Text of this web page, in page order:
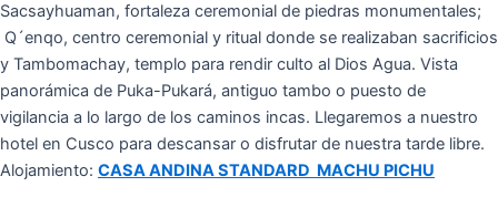
Sacsayhuaman, fortaleza ceremonial de piedras monumentales;
Q´enqo, centro ceremonial y ritual donde se realizaban sacrificios
y Tambomachay, templo para rendir culto al Dios Agua. Vista
panorámica de Puka-Pukará, antiguo tambo o puesto de
vigilancia a lo largo de los caminos incas. Llegaremos a nuestro
hotel en Cusco para descansar o disfrutar de nuestra tarde libre.
Alojamiento: CASA ANDINA STANDARD MACHU PICHU